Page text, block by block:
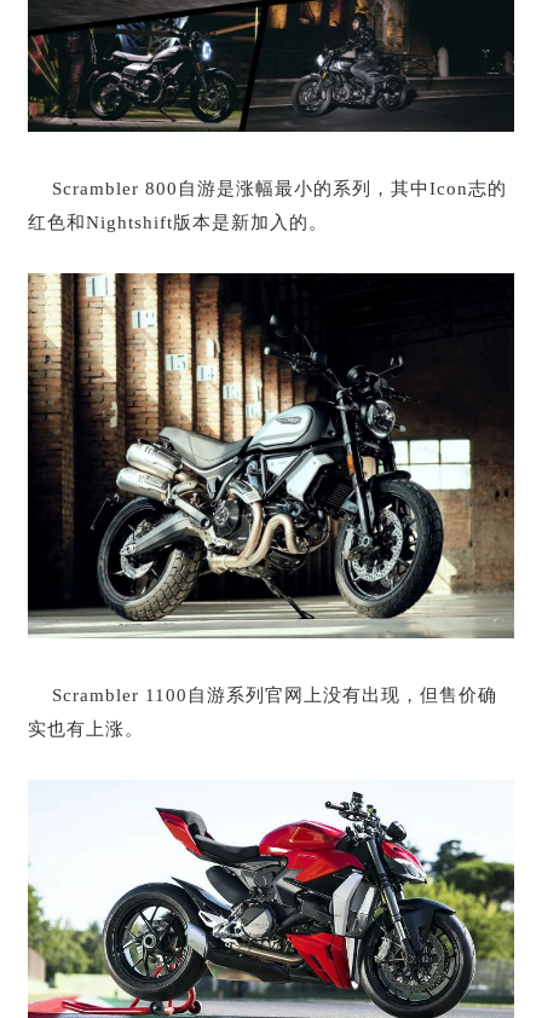
Scrambler 800自游是涨幅最小的系列，其中Icon志的
红色和Nightshift版本是新加入的。
Scrambler 1100自游系列官网上没有出现，但售价确
实也有上涨。